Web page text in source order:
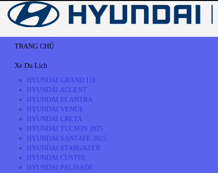
TRANG CHỦ
Xe Du Lịch
HYUNDAI GRAND I10
HYUNDAI ACCENT
HYUNDAI ELANTRA
HYUNDAI VENUE
HYUNDAI CRETA
HYUNDAI TUCSON 2025
HYUNDAI SANTAFE 2025
HYUNDAI STARGAZER
HYUNDAI CUSTIN
HYUNDAI PALISADE